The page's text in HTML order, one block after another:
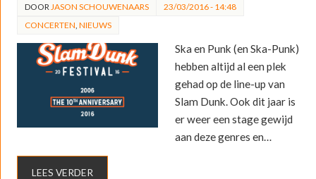
DOOR JASON SCHOUWENAARS
23/03/2016 - 14:48
CONCERTEN NIEUWS
Ska en Punk (en Ska-Punk)
hebben altijd al een plek
gehad op de line-up van
Slam Dunk. Ook dit jaar is
er weer een stage gewijd
aan deze genres en…
LEES VERDER